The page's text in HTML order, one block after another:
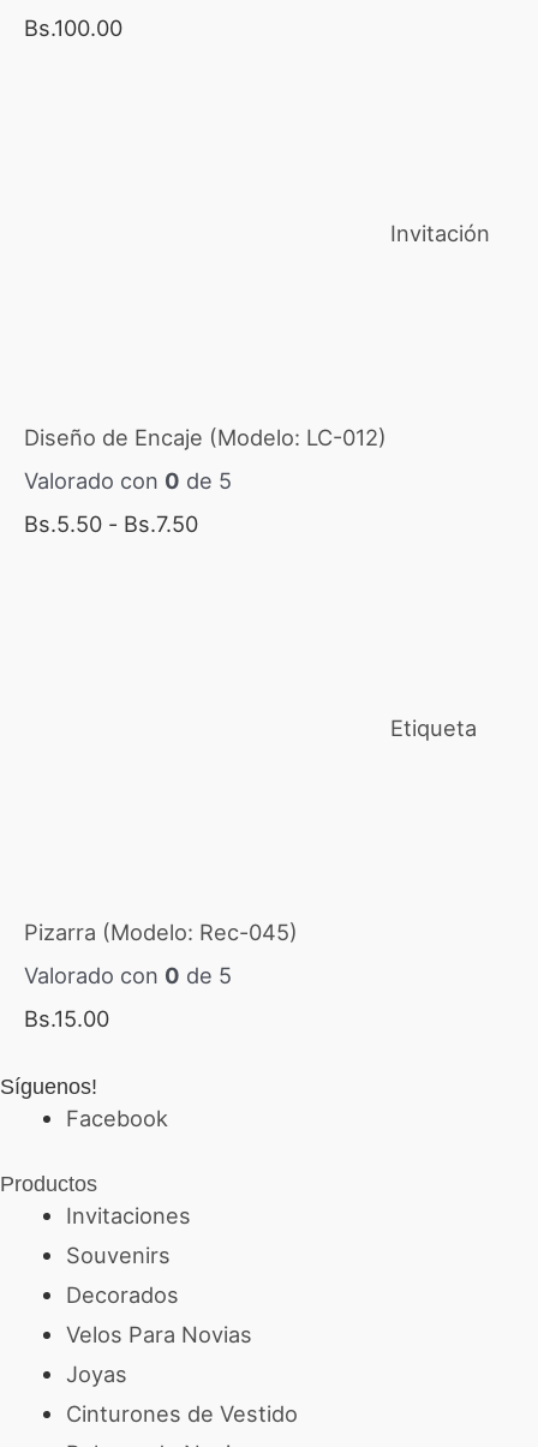
Bs.100.00
Invitación
Diseño de Encaje (Modelo: LC-012)
Valorado con 0 de 5
Bs.5.50 - Bs.7.50
Etiqueta
Pizarra (Modelo: Rec-045)
Valorado con 0 de 5
Bs.15.00
Síguenos!
Facebook
Productos
Invitaciones
Souvenirs
Decorados
Velos Para Novias
Joyas
Cinturones de Vestido